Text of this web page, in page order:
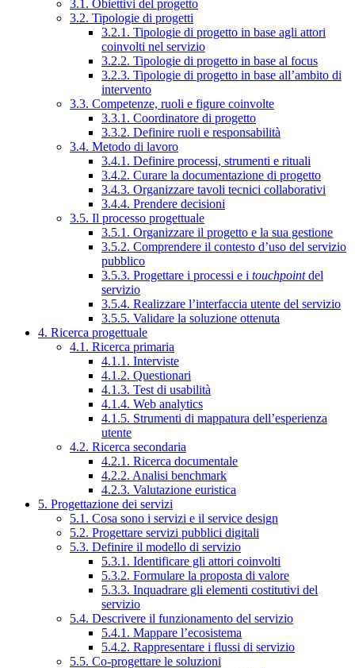
3.1. Obiettivi del progetto
3.2. Tipologie di progetti
3.2.1. Tipologie di progetto in base agli attori
coinvolti nel servizio
3.2.2. Tipologie di progetto in base al focus
3.2.3. Tipologie di progetto in base all’ambito di
intervento
3.3. Competenze, ruoli e figure coinvolte
3.3.1. Coordinatore di progetto
3.3.2. Definire ruoli e responsabilità
3.4. Metodo di lavoro
3.4.1. Definire processi, strumenti e rituali
3.4.2. Curare la documentazione di progetto
3.4.3. Organizzare tavoli tecnici collaborativi
3.4.4. Prendere decisioni
3.5. Il processo progettuale
3.5.1. Organizzare il progetto e la sua gestione
3.5.2. Comprendere il contesto d’uso del servizio
pubblico
3.5.3. Progettare i processi e i touchpointdel
servizio
3.5.4. Realizzare l’interfaccia utente del servizio
3.5.5. Validare la soluzione ottenuta
4. Ricerca progettuale
4.1. Ricerca primaria
4.1.1. Interviste
4.1.2. Questionari
4.1.3. Test di usabilità
4.1.4. Web analytics
4.1.5. Strumenti di mappatura dell’esperienza
utente
4.2. Ricerca secondaria
4.2.1. Ricerca documentale
4.2.2. Analisi benchmark
4.2.3. Valutazione euristica
5. Progettazione dei servizi
5.1. Cosa sono i servizi e il service design
5.2. Progettare servizi pubblici digitali
5.3. Definire il modello di servizio
5.3.1. Identificare gli attori coinvolti
5.3.2. Formulare la proposta di valore
5.3.3. Inquadrare gli elementi costitutivi del
servizio
5.4. Descrivere il funzionamento del servizio
5.4.1. Mappare l’ecosistema
5.4.2. Rappresentare i flussi di servizio
5.5. Co-progettare le soluzioni